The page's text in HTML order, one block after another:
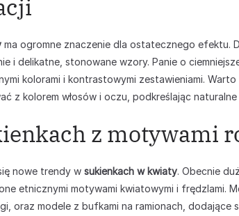
ma ogromne znaczenie dla ostatecznego efektu.
i delikatne, stonowane wzory. Panie o
kolorami i kontrastowymi zestawieniami.
z kolorem włosów i oczu, podkreślając naturalne
z motywami
nowe trendy w sukienkach w kwiaty. Obecnie
etnicznymi motywami kwiatowymi i frędzlami.
oraz modele z bufkami na ramionach, dodające